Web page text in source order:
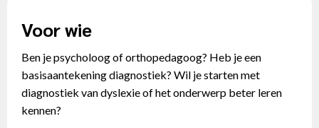
Voor wie
Ben je psycholoog of orthopedagoog? Heb je een
basisaantekening diagnostiek? Wil je starten met
diagnostiek van dyslexie of het onderwerp beter leren
kennen?